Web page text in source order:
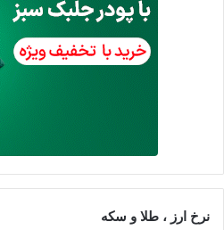
نرخ ارز ، طلا و سکه